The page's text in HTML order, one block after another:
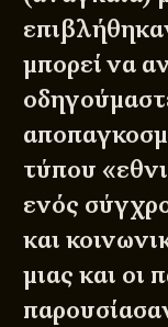
μπορεί να
τύπου
ενός
και
μιας και οι